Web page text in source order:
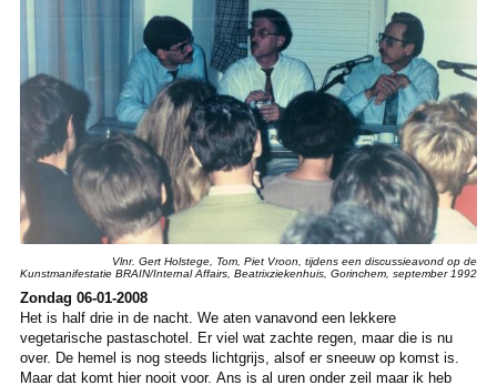
Vlnr. Gert Holstege, Tom, Piet Vroon, tijdens een discussieavond op de
Kunstmanifestatie BRAIN/Internal Affairs, Beatrixziekenhuis, Gorinchem, september 1992
Zondag 06-01-2008
Het is half drie in de nacht. We aten vanavond een lekkere
vegetarische pastaschotel. Er viel wat zachte regen, maar die is nu
over. De hemel is nog steeds lichtgrijs, alsof er sneeuw op komst is.
Maar dat komt hier nooit voor. Ans is al uren onder zeil maar ik heb